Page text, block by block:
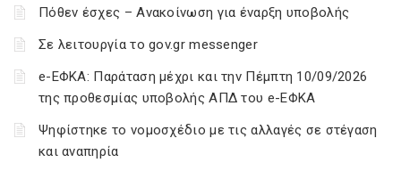
Πόθεν έσχες – Ανακοίνωση για έναρξη υποβολής
Σε λειτουργία το gov.gr messenger
e-ΕΦΚΑ: Παράταση μέχρι και την Πέμπτη 10/09/2026
της προθεσμίας υποβολής ΑΠΔ του e-ΕΦΚΑ
Ψηφίστηκε το νομοσχέδιο με τις αλλαγές σε στέγαση
και αναπηρία